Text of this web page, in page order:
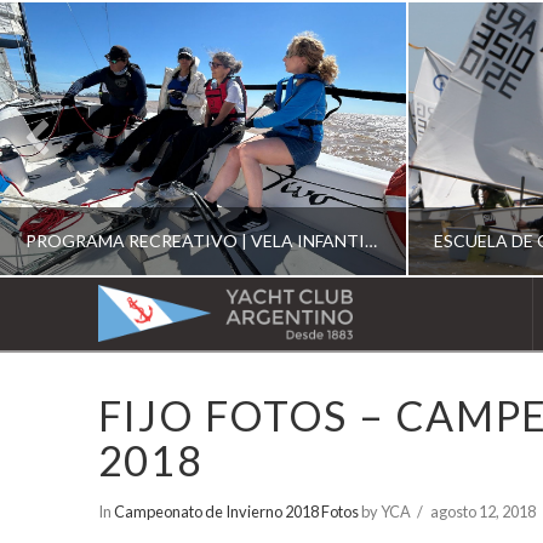
PROGRAMA RECREATIVO | VELA INFANTIL, JUVENIL Y DE CRUCERO 2026
ESCUELA RECREATIVA 2026
YACHT
CLUB
ARGENTINO
FIJO FOTOS –
2018
InCampeonato de Invierno 2018 Fotosby YCA agosto 12, 2018